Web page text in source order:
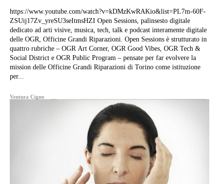
https://www.youtube.com/watch?v=kDMzKwRAKio&list=PL7m-60F-
ZSUij17Zv_yreSU3seItmsHZI Open Sessions, palinsesto digitale
dedicato ad arti visive, musica, tech, talk e podcast interamente digitale
delle OGR, Officine Grandi Riparazioni. Open Sessions è strutturato in
quattro rubriche – OGR Art Corner, OGR Good Vibes, OGR Tech &
Social District e OGR Public Program – pensate per far evolvere la
mission delle Officine Grandi Riparazioni di Torino come istituzione
per...
Ventura Cigno